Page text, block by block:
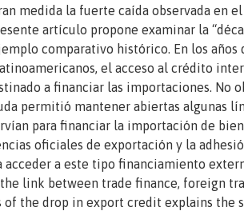
medida la fuerte caída observada en
artículo propone examinar la
comparativo histórico. En los
el acceso al crédito
a financiar las importaciones. No
permitió mantener abiertas algunas
para financiar la importación de
oficiales de exportación y la
a este tipo financiamiento
link between trade finance, foreign
of the drop in export credit explains the